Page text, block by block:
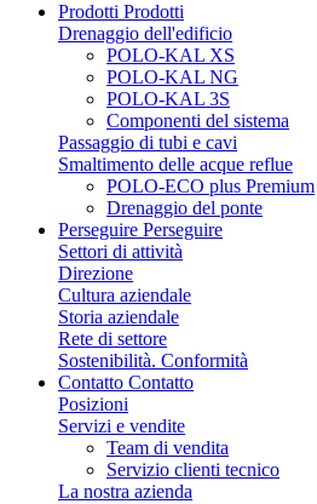
Prodotti Prodotti
Drenaggio dell'edificio
POLO-KAL XS
POLO-KAL NG
POLO-KAL 3S
Componenti del sistema
Passaggio di tubi e cavi
Smaltimento delle acque reflue
POLO-ECO plus Premium
Drenaggio del ponte
Perseguire Perseguire
Settori di attività
Direzione
Cultura aziendale
Storia aziendale
Rete di settore
Sostenibilità. Conformità
Contatto Contatto
Posizioni
Servizi e vendite
Team di vendita
Servizio clienti tecnico
La nostra azienda